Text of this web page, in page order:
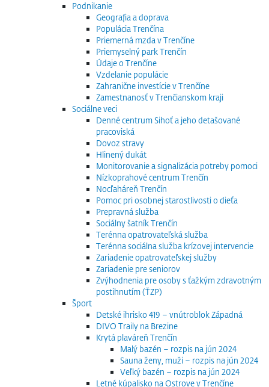
Podnikanie
Geografia a doprava
Populácia Trenčína
Priemerná mzda v Trenčíne
Priemyselný park Trenčín
Údaje o Trenčíne
Vzdelanie populácie
Zahranične investície v Trenčíne
Zamestnanosť v Trenčianskom kraji
Sociálne veci
Denné centrum Sihoť a jeho detašované
pracoviská
Dovoz stravy
Hlinený dukát
Monitorovanie a signalizácia potreby pomoci
Nízkoprahové centrum Trenčín
Nocľaháreň Trenčín
Pomoc pri osobnej starostlivosti o dieťa
Prepravná služba
Sociálny šatník Trenčín
Terénna opatrovateľská služba
Terénna sociálna služba krízovej intervencie
Zariadenie opatrovateľskej služby
Zariadenie pre seniorov
Zvýhodnenia pre osoby s ťažkým zdravotným
postihnutím (ŤZP)
Šport
Detské ihrisko 419 – vnútroblok Západná
DIVO Traily na Brezine
Krytá plaváreň Trenčín
Malý bazén – rozpis na jún 2024
Sauna ženy, muži – rozpis na jún 2024
Veľký bazén – rozpis na jún 2024
Letné kúpalisko na Ostrove v Trenčíne